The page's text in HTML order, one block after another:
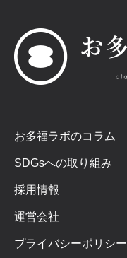
お多福ラボのコラム
SDGsへの取り組み
採用情報
運営会社
プライバシーポリシー